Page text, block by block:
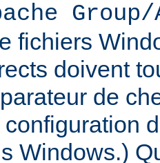
Group/
fichiers
doivent
de
Windows.)